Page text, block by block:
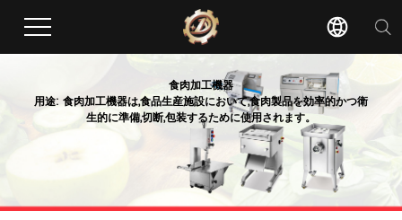
食肉加工機器
用途: 食肉加工機器は,食品生産施設において,食肉製品を効率的かつ衛
生的に準備,切断,包装するために使用されます。